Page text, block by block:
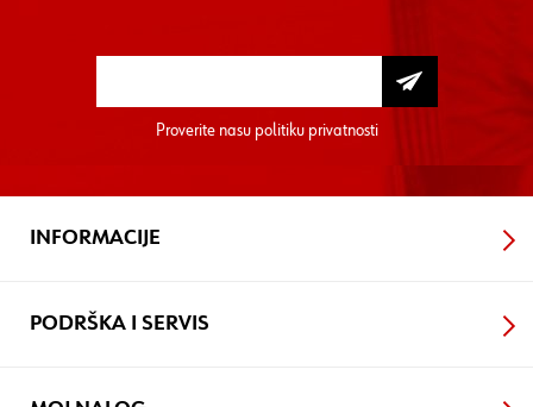
Proverite nasu politiku privatnosti
INFORMACIJE
PODRŠKA I SERVIS